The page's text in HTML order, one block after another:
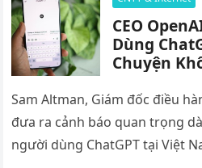
CEO
Dùng
Chuyện
Chứng
Sam Altman, Giám đốc điều
đưa ra cảnh báo quan trọng
người dùng ChatGPT tại Việt